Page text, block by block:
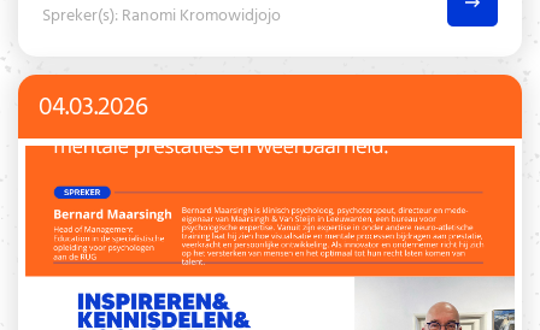
Spreker(s): Ranomi Kromowidjojo
04.03.2026